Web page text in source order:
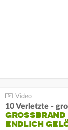
10 Verletzte -
GROSSBRAND
NDLICH